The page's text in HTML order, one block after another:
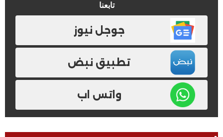
تابعنا
جوجل نيوز
تطبيق نبض
واتس اب